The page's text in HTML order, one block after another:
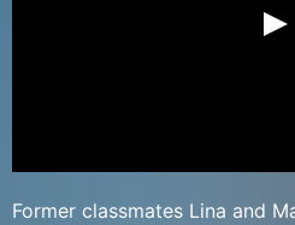
Former classmates Lina and